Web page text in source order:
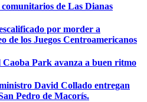
de Las Dianas
por morder a
de los Juegos Centroamericanos
Park avanza a buen ritmo
David Collado entregan
Pedro de Macorís.